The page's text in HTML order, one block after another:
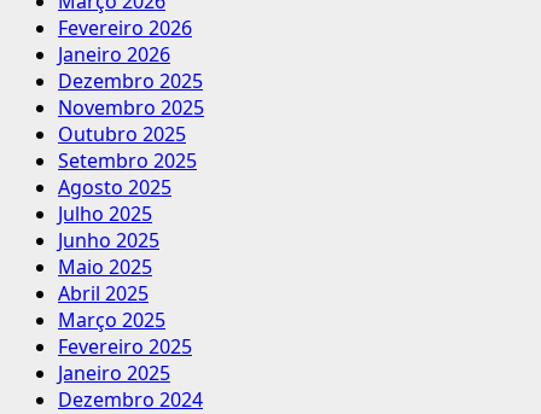
Fevereiro 2026
Janeiro 2026
Dezembro 2025
Novembro 2025
Outubro 2025
Setembro 2025
Agosto 2025
Julho 2025
Junho 2025
Maio 2025
Abril 2025
Março 2025
Fevereiro 2025
Janeiro 2025
Dezembro 2024